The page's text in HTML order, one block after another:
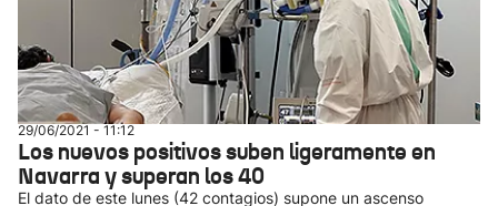
29/06/2021 - 11:12
Los nuevos positivos suben ligeramente en
Navarra y superan los 40
El dato de este lunes (42 contagios) supone un ascenso